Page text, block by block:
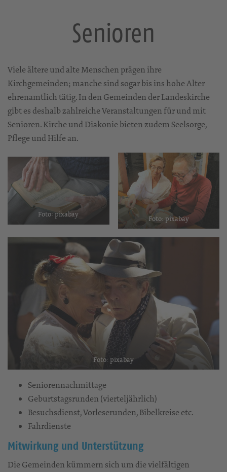
Senioren
Viele ältere und alte Menschen prägen ihre
Kirchgemeinden; manche sind sogar bis ins hohe Alter
ehrenamtlich tätig. In den Gemeinden der Landeskirche
gibt es deshalb zahlreiche Veranstaltungen für und mit
Senioren. Kirche und Diakonie bieten zudem Seelsorge,
Pflege und Hilfe an.
Foto: pixabay Foto: pixabay
Foto: pixabay
Seniorennachmittage
Geburtstagsrunden (vierteljährlich)
Besuchsdienst, Vorleserunden, Bibelkreise etc.
Fahrdienste
Mitwirkung und Unterstützung
Die Gemeinden kümmern sich um die vielfältigen